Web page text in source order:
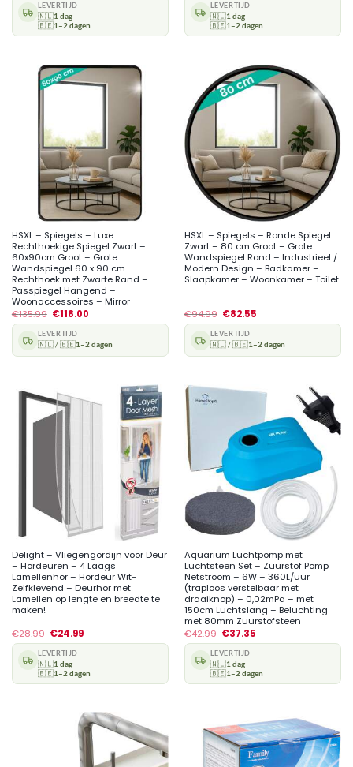
LEVERTIJD
🇳🇱1 dag
🇧🇪1–2 dagen
LEVERTIJD
🇳🇱1 dag
🇧🇪1–2 dagen
HSXL – Spiegels – Luxe
Rechthoekige Spiegel Zwart –
60x90cm Groot – Grote
Wandspiegel 60 x 90 cm
Rechthoek met Zwarte Rand –
Passpiegel Hangend –
Woonaccessoires – Mirror
€135.99 €118.00
LEVERTIJD
🇳🇱 / 🇧🇪1–2 dagen
HSXL – Spiegels – Ronde Spiegel
Zwart – 80 cm Groot – Grote
Wandspiegel Rond – Industrieel /
Modern Design – Badkamer –
Slaapkamer – Woonkamer – Toilet
€94.99 €82.55
LEVERTIJD
🇳🇱 / 🇧🇪1–2 dagen
Delight – Vliegengordijn voor Deur
– Hordeuren – 4 Laags
Lamellenhor – Hordeur Wit-
Zelfklevend – Deurhor met
Lamellen op lengte en breedte te
maken!
€28.99 €24.99
LEVERTIJD
🇳🇱1 dag
🇧🇪1–2 dagen
Aquarium Luchtpomp met
Luchtsteen Set – Zuurstof Pomp
Netstroom – 6W – 360L/uur
(traploos verstelbaar met
draaiknop) – 0,02mPa – met
150cm Luchtslang – Beluchting
met 80mm Zuurstofsteen
€42.99 €37.35
LEVERTIJD
🇳🇱1 dag
🇧🇪1–2 dagen